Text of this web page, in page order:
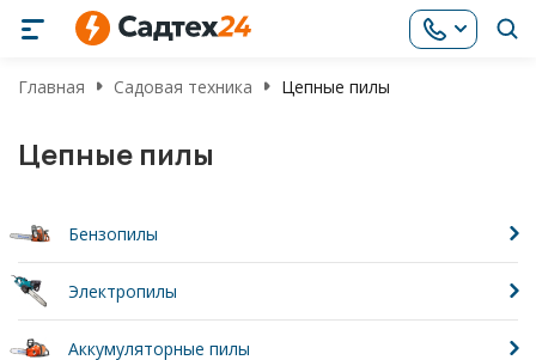
Главная Садовая техника Цепные пилы
Цепные пилы
Бензопилы
Электропилы
Аккумуляторные пилы